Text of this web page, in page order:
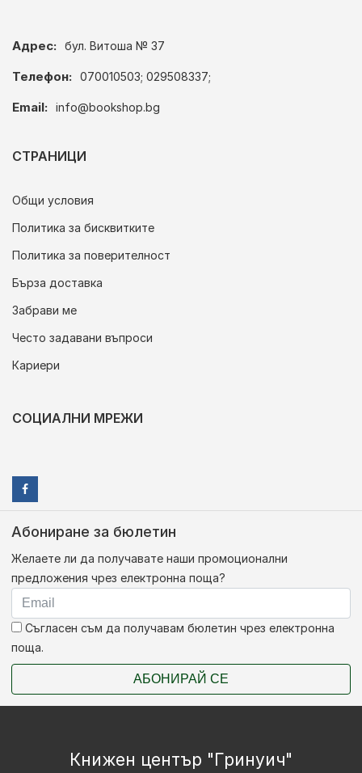
Адрес: бул. Витоша № 37
Телефон: 070010503; 029508337;
Email: info@bookshop.bg
СТРАНИЦИ
Общи условия
Политика за бисквитките
Политика за поверителност
Бърза доставка
Забрави ме
Често задавани въпроси
Кариери
СОЦИАЛНИ МРЕЖИ
Абониране за бюлетин
Желаете ли да получавате наши промоционални
предложения чрез електронна поща?
Съгласен съм да получавам бюлетин чрез електронна
поща.
АБОНИРАЙ СЕ
Книжен център "Гринуич"